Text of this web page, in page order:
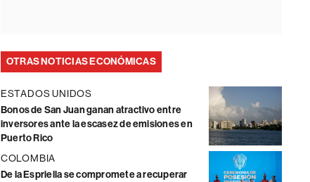
OTRAS NOTICIAS ECONÓMICAS
ESTADOS UNIDOS
Bonos de San Juan ganan atractivo entre
inversores ante la escasez de emisiones en
Puerto Rico
COLOMBIA
De la Espriella se compromete a recuperar